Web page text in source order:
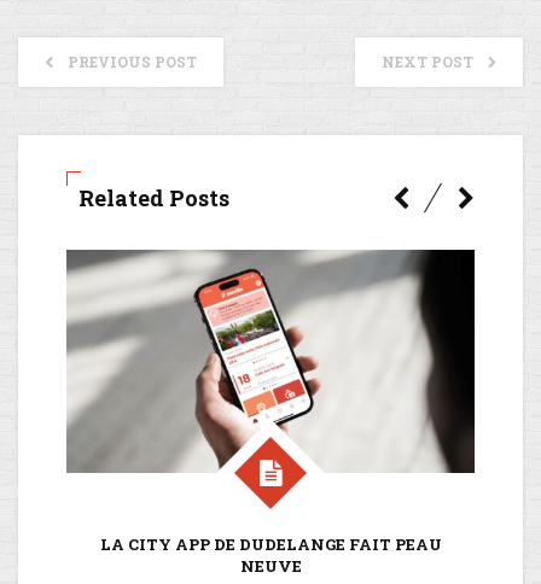
PREVIOUS POST NEXT POST
Related Posts
LA CITY APP DE DUDELANGE FAIT PEAU
NEUVE